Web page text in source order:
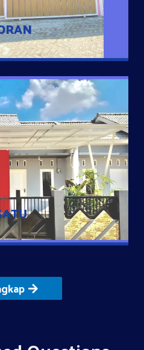
dengan harga subsidi hanya 100
di Tuban